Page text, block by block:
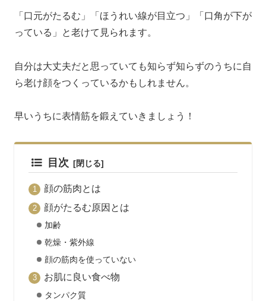
「口元がたるむ」「ほうれい線が目立つ」「口角が下が
っている」と老けて見られます。
自分は大丈夫だと思っていても知らず知らずのうちに自
ら老け顔をつくっているかもしれません。
早いうちに表情筋を鍛えていきましょう！
目次
顔の筋肉とは
顔がたるむ原因とは
加齢
乾燥・紫外線
顔の筋肉を使っていない
お肌に良い食べ物
タンパク質